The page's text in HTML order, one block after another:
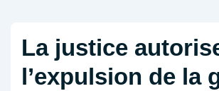
La justice
l’expulsion de la